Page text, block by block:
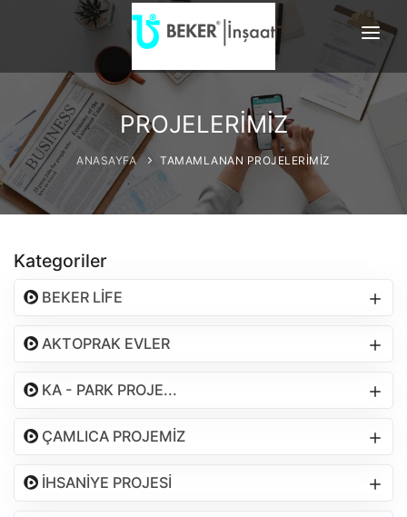
ANASAYFA
HAKKIMIZDA
TAMAMLANAN PROJELERİMİ
DEVAM EDEN P...
BİLGİ EDİNME
İLETİŞİM
PROJELERİMİZ
ANASAYFA TAMAMLANAN PROJELERİMİZ
Kategoriler
BEKER LİFE
AKTOPRAK EVLER
KA - PARK PROJE...
ÇAMLICA PROJEMİZ
İHSANİYE PROJESİ